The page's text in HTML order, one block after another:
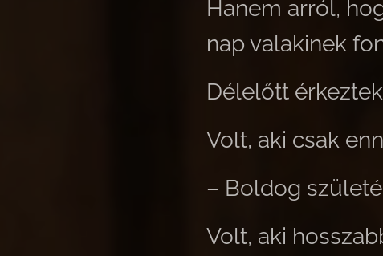
Hanem arról,
nap valakinek
Délelőtt
Volt, aki csak
– Boldog
Volt, aki